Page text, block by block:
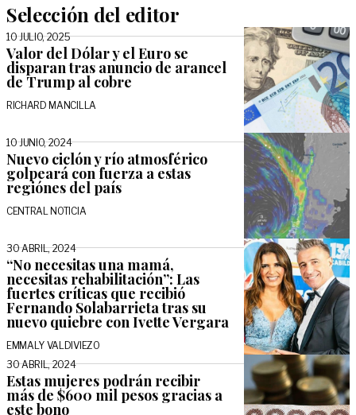
Selección del editor
10 JULIO, 2025
Valor del Dólar y el Euro se
disparan tras anuncio de arancel
de Trump al cobre
RICHARD MANCILLA
10 JUNIO, 2024
Nuevo ciclón y río atmosférico
golpeará con fuerza a estas
regiónes del país
CENTRAL NOTICIA
30 ABRIL, 2024
“No necesitas una mamá,
necesitas rehabilitación”: Las
fuertes críticas que recibió
Fernando Solabarrieta tras su
nuevo quiebre con Ivette Vergara
EMMALY VALDIVIEZO
30 ABRIL, 2024
Estas mujeres podrán recibir
más de $600 mil pesos gracias a
este bono